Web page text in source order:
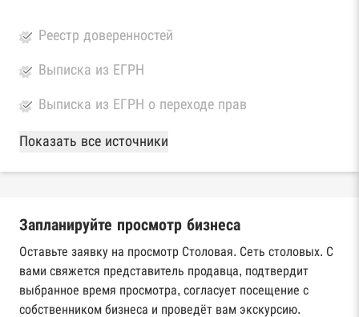
Реестр доверенностей
Выписка из ЕГРН
Выписка из ЕГРН о переходе прав
База Росстата
Реестры ЕГРЮЛ и ЕГРИП Федеральной
Реестр государственных контрактов
Федерального казначейства
Картотека арбитражных дел Высшего
арбитражного суда
Показать все источники
Запланируйте просмотр бизнеса
Оставьте заявку на просмотр Столовая. Сеть столовых. С
вами свяжется представитель продавца, подтвердит
выбранное время просмотра, согласует посещение с
собственником бизнеса и проведёт вам экскурсию.